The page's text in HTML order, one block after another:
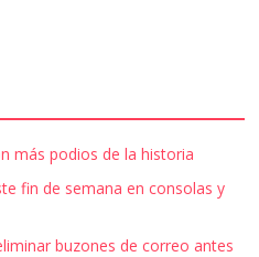
más podios de la historia
fin de semana en consolas y
buzones de correo antes